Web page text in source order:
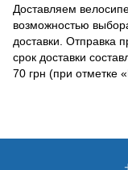
Доставляем
возможностью
доставки. Отправка
срок доставки
70 грн (при отметке